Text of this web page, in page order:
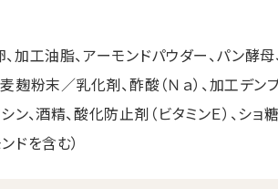
、加工油脂、アーモンドパウダー、パン酵
粉末／乳化剤、酢酸（Ｎａ）、加工デン
、酒精、酸化防止剤（ビタミンＥ）、ショ
ドを含む）